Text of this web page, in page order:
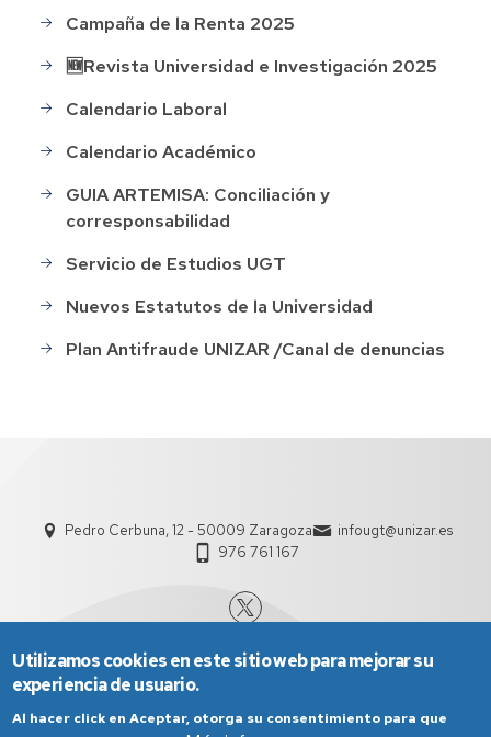
Campaña de la Renta 2025
🆕Revista Universidad e Investigación 2025
Calendario Laboral
Calendario Académico
GUIA ARTEMISA: Conciliación y
corresponsabilidad
Servicio de Estudios UGT
Nuevos Estatutos de la Universidad
Plan Antifraude UNIZAR /Canal de denuncias
Pedro Cerbuna, 12 - 50009 Zaragoza
infougt@unizar.es
976 761 167
Utilizamos cookies en este sitio web para mejorar su
experiencia de usuario.
Al hacer click en Aceptar, otorga su consentimiento para que